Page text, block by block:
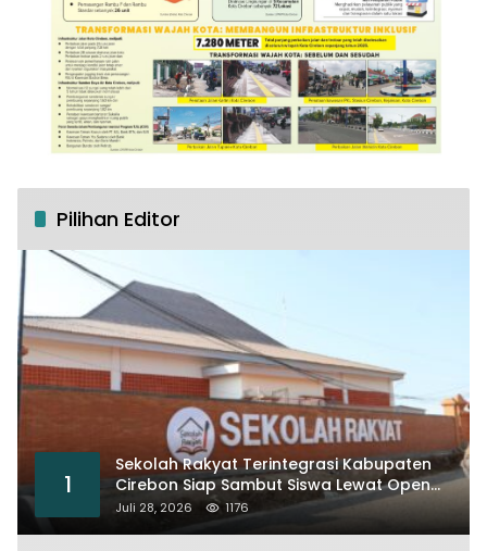
Pilihan Editor
1
Sekolah Rakyat Terintegrasi Kabupaten
Cirebon Siap Sambut Siswa Lewat Open
House dan MPLS
Juli 28, 2026 1176